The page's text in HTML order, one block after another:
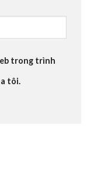
trong trình
tôi.